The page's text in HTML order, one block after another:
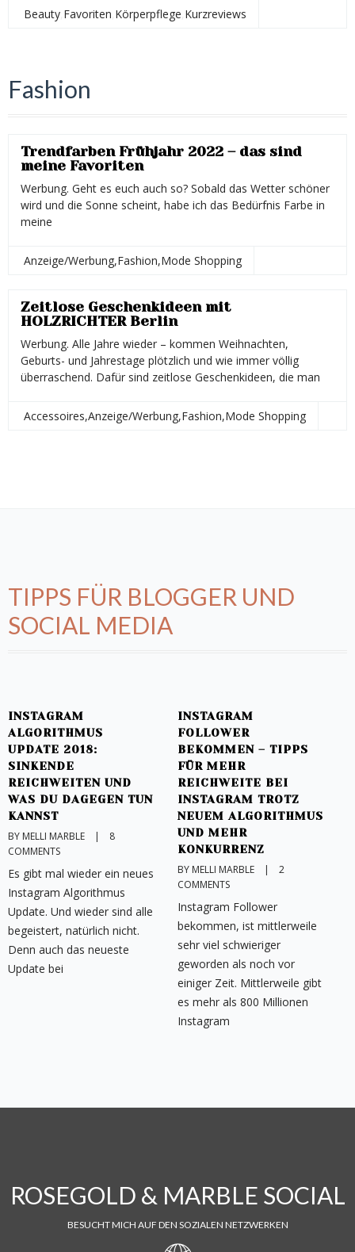
Beauty Favoriten Körperpflege Kurzreviews
Fashion
Trendfarben Frühjahr 2022 – das sind
meine Favoriten
Werbung. Geht es euch auch so? Sobald das Wetter schöner
wird und die Sonne scheint, habe ich das Bedürfnis Farbe in
meine
Anzeige/Werbung,Fashion,Mode Shopping
Zeitlose Geschenkideen mit
HOLZRICHTER Berlin
Werbung. Alle Jahre wieder – kommen Weihnachten,
Geburts- und Jahrestage plötzlich und wie immer völlig
überraschend. Dafür sind zeitlose Geschenkideen, die man
Accessoires,Anzeige/Werbung,Fashion,Mode Shopping
TIPPS FÜR BLOGGER UND
SOCIAL MEDIA
INSTAGRAM
ALGORITHMUS
UPDATE 2018:
SINKENDE
REICHWEITEN UND
WAS DU DAGEGEN TUN
KANNST
BY MELLI MARBLE    | 8
COMMENTS
Es gibt mal wieder ein neues
Instagram Algorithmus
Update. Und wieder sind alle
begeistert, natürlich nicht.
Denn auch das neueste
Update bei
INSTAGRAM
FOLLOWER
BEKOMMEN – TIPPS
FÜR MEHR
REICHWEITE BEI
INSTAGRAM TROTZ
NEUEM ALGORITHMUS
UND MEHR
KONKURRENZ
BY MELLI MARBLE    | 2
COMMENTS
Instagram Follower
bekommen, ist mittlerweile
sehr viel schwieriger
geworden als noch vor
einiger Zeit. Mittlerweile gibt
es mehr als 800 Millionen
Instagram
ROSEGOLD & MARBLE SOCIAL
BESUCHT MICH AUF DEN SOZIALEN NETZWERKEN